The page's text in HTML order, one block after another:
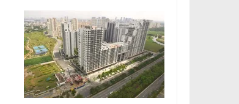
Sản phẩm
Thị trường
Tư vấn